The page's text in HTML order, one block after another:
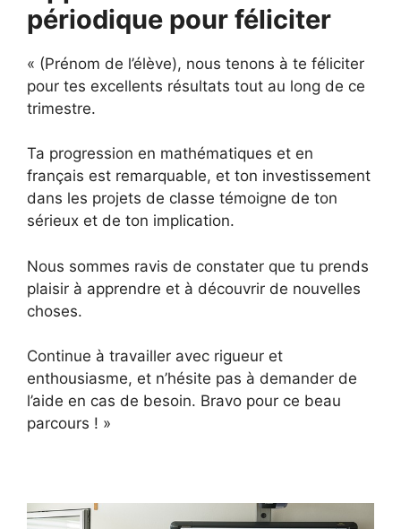
périodique pour féliciter
« (Prénom de l’élève), nous tenons à te féliciter
pour tes excellents résultats tout au long de ce
trimestre.
Ta progression en mathématiques et en
français est remarquable, et ton investissement
dans les projets de classe témoigne de ton
sérieux et de ton implication.
Nous sommes ravis de constater que tu prends
plaisir à apprendre et à découvrir de nouvelles
choses.
Continue à travailler avec rigueur et
enthousiasme, et n’hésite pas à demander de
l’aide en cas de besoin. Bravo pour ce beau
parcours ! »